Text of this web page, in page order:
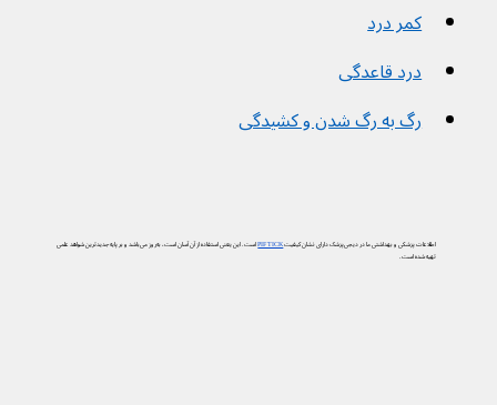
کمر درد
درد قاعدگی
رگ به رگ شدن و کشیدگی
اطلاعات پزشکی و بهداشتی ما در دیجی‌پزشک دارای نشان کیفیتPIF TICKاست. این یعنی استفاده از آن آسان است، به‌روز می‌باشد و بر پایه جدیدترین شواهد علمی
تهیه شده است.